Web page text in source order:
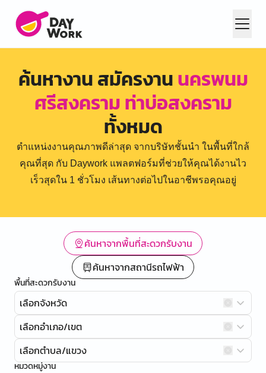
ค้นหางาน สมัครงานนครพนม
ศรีสงคราม ท่าบ่อสงคราม
ทั้งหมด
ตำแหน่งงานคุณภาพดีล่าสุด จากบริษัทชั้นนำ ในพื้นที่ใกล้
คุณที่สุด กับ Daywork แพลตฟอร์มที่ช่วยให้คุณได้งานไว
เร็วสุดใน 1 ชั่วโมง เส้นทางต่อไปในอาชีพรอคุณอยู่
ค้นหาจากพื้นที่สะดวกรับงาน
ค้นหาจากสถานีรถไฟฟ้า
พื้นที่สะดวกรับงาน
เลือกจังหวัด
เลือกอำเภอ/เขต
เลือกตำบล/แขวง
หมวดหมู่งาน